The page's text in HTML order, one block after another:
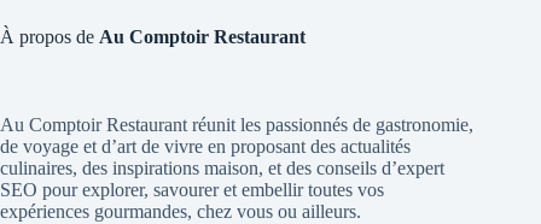
À propos de Au Comptoir Restaurant
Au Comptoir Restaurant réunit les passionnés de gastronomie,
de voyage et d’art de vivre en proposant des actualités
culinaires, des inspirations maison, et des conseils d’expert
SEO pour explorer, savourer et embellir toutes vos
expériences gourmandes, chez vous ou ailleurs.